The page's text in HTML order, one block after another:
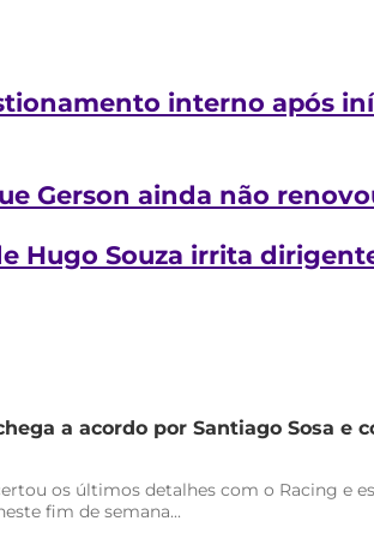
interno após
Gerson ainda não
Hugo Souza irrita
a acordo por Santiago Sosa e
os últimos detalhes com o Racing e
fim de semana...